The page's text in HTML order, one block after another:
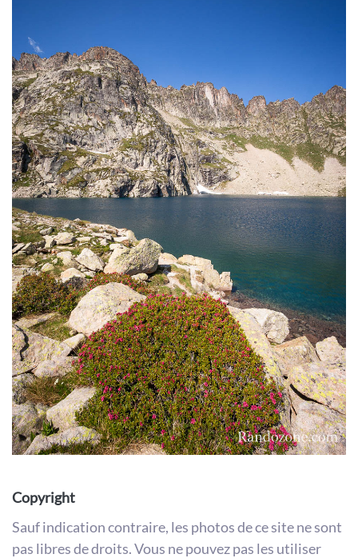
Copyright
Sauf indication contraire, les photos de ce site ne sont
pas libres de droits. Vous ne pouvez pas les utiliser